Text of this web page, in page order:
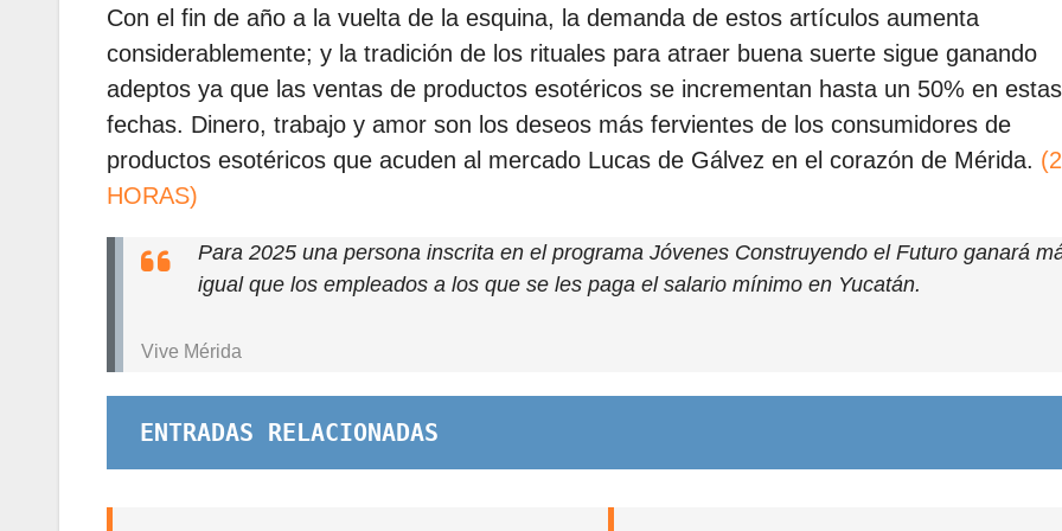
Con el fin de año a la vuelta de la esquina, la demanda de estos artículos aumenta
considerablemente; y la tradición de los rituales para atraer buena suerte sigue ganando
adeptos ya que las ventas de productos esotéricos se incrementan hasta un 50% en estas
fechas. Dinero, trabajo y amor son los deseos más fervientes de los consumidores de
productos esotéricos que acuden al mercado Lucas de Gálvez en el corazón de Mérida.
HORAS)
Para 2025 una persona inscrita en el programa Jóvenes Construyendo el Futuro ganará
igual que los empleados a los que se les paga el salario mínimo en Yucatán.
Vive Mérida
ENTRADAS RELACIONADAS